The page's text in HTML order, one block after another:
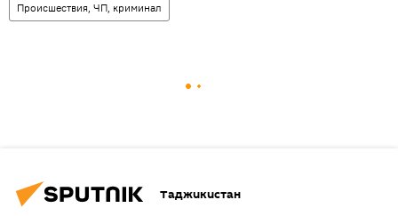
Происшествия, ЧП, криминал
Таджикистан